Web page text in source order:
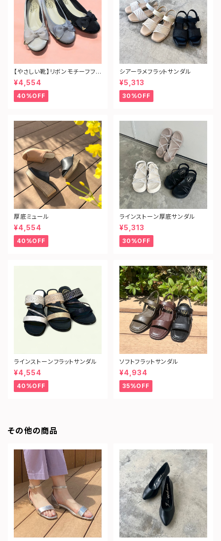
【やさしい靴】リボンモチーフフラ
ットパンプス
¥4,554
40%OFF
シアーラメフラットサンダル
¥5,313
30%OFF
厚底ミュール
¥4,554
40%OFF
ラインストーン厚底サンダル
¥5,313
30%OFF
ラインストーンフラットサンダル
¥4,554
40%OFF
ソフトフラットサンダル
¥4,934
35%OFF
その他の商品